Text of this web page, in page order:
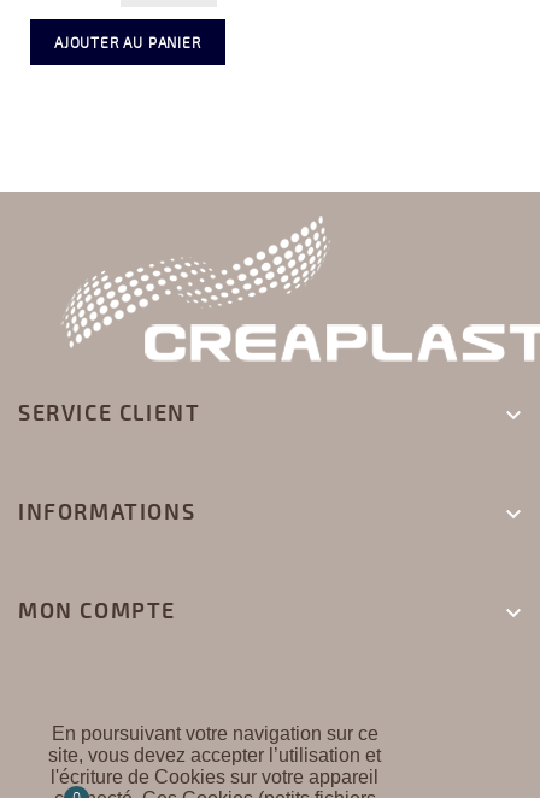
AJOUTER AU PANIER
SERVICE CLIENT 
INFORMATIONS 
MON COMPTE 
En poursuivant votre navigation sur ce
site, vous devez accepter l’utilisation et
l'écriture de Cookies sur votre appareil
CREAPLAST ©